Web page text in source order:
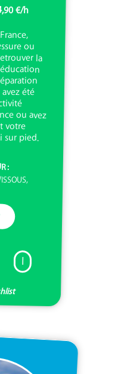
€/h
ou
la
été
avez
votre
sur pied.
:
I